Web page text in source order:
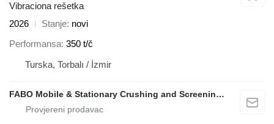
Vibraciona rešetka
2026
Stanje novi
Performansa 350 t/č
Turska, Torbalı / İzmir
FABO Mobile & Stationary Crushing and Screening Plants | Concrete Batching Plants Manufacturer